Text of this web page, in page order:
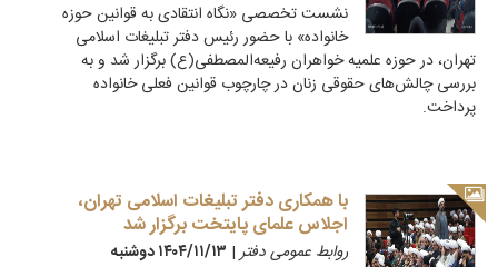
نشست تخصصی «نگاه انتقادی به قوانین حوزه
خانواده» با حضور رئیس دفتر تبلیغات اسلامی
تهران، در حوزه علمیه خواهران رفیعه‌المصطفی(ع) برگزار شد و به
بررسی چالش‌های حقوقی زنان در چارچوب قوانین فعلی خانواده
پرداخت.
با همکاری دفتر تبلیغات اسلامی تهران،
اجلاس علمای پایتخت برگزار شد
روابط عمومی دفتر| ۱۴۰۴/۱۱/۱۳ دوشنبه